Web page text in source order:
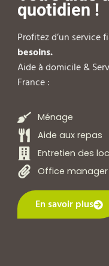
quotidien !
Profitez d’un service
besoins.
Aide à domicile &
France :
Ménage
Aide aux repas
Entretien des
Office manager
En savoir plus